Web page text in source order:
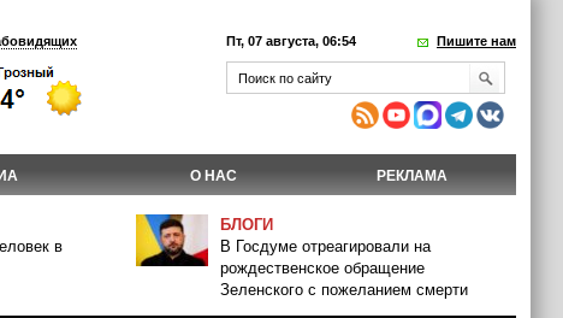
Пт, 07 августа, 06:54 Пишите нам
О НАС РЕКЛАМА
в
БЛОГИ
В Госдуме отреагировали на
рождественское обращение
Зеленского с пожеланием смерти